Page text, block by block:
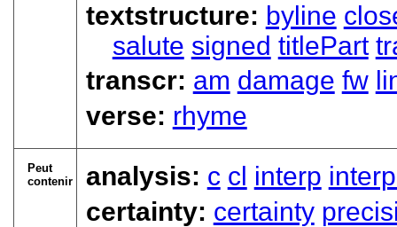
textstructure: byline
salute signed titlePart
transcr: am damage fw
verse: rhyme
Peut
contenir
analysis: c cl interp
certainty: certainty